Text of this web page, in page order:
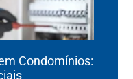
Condomínios: